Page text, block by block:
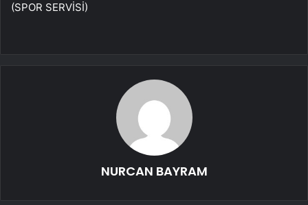
(SPOR SERVİSİ)
NURCAN BAYRAM